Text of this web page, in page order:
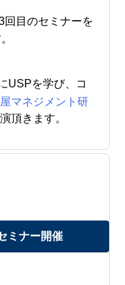
回目のセミナーを
USPを学び、コ
マネジメント研
頂きます。
ミナー開催